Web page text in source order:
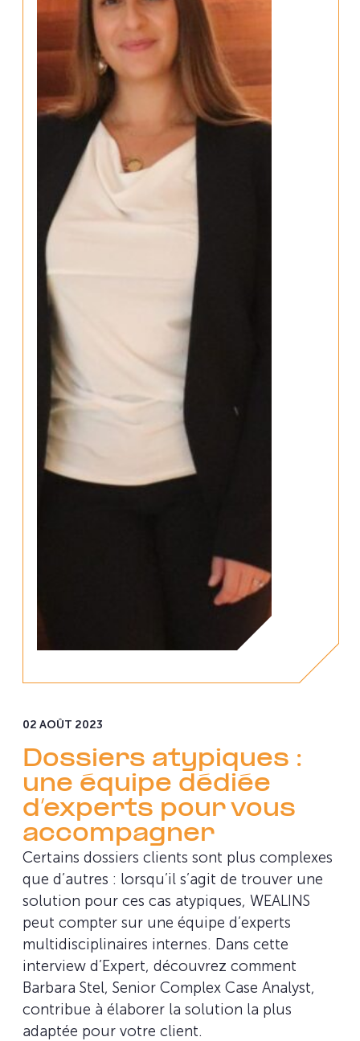
02 AOÛT 2023
Dossiers atypiques :
une équipe dédiée
d’experts pour vous
accompagner
Certains dossiers clients sont plus complexes
que d’autres : lorsqu’il s’agit de trouver une
solution pour ces cas atypiques, WEALINS
peut compter sur une équipe d’experts
multidisciplinaires internes. Dans cette
interview d’Expert, découvrez comment
Barbara Stel, Senior Complex Case Analyst,
contribue à élaborer la solution la plus
adaptée pour votre client.